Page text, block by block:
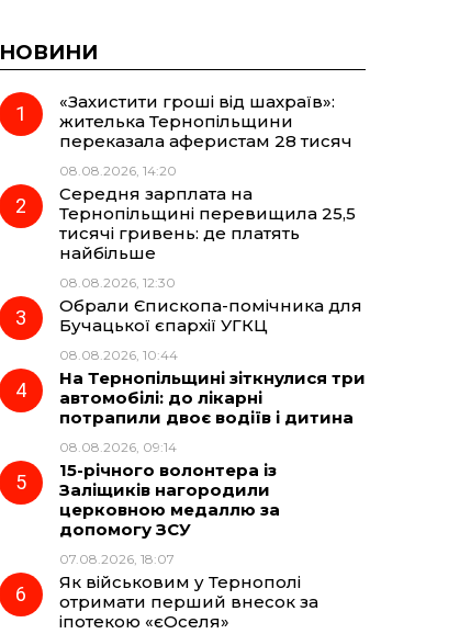
НОВИНИ
«Захистити гроші від шахраїв»:
жителька Тернопільщини
переказала аферистам 28 тисяч
08.08.2026, 14:20
Середня зарплата на
Тернопільщині перевищила 25,5
тисячі гривень: де платять
найбільше
08.08.2026, 12:30
Обрали Єпископа-помічника для
Бучацької єпархії УГКЦ
08.08.2026, 10:44
На Тернопільщині зіткнулися три
автомобілі: до лікарні
потрапили двоє водіїв і дитина
08.08.2026, 09:14
15-річного волонтера із
Заліщиків нагородили
церковною медаллю за
допомогу ЗСУ
07.08.2026, 18:07
Як військовим у Тернополі
отримати перший внесок за
іпотекою «єОселя»